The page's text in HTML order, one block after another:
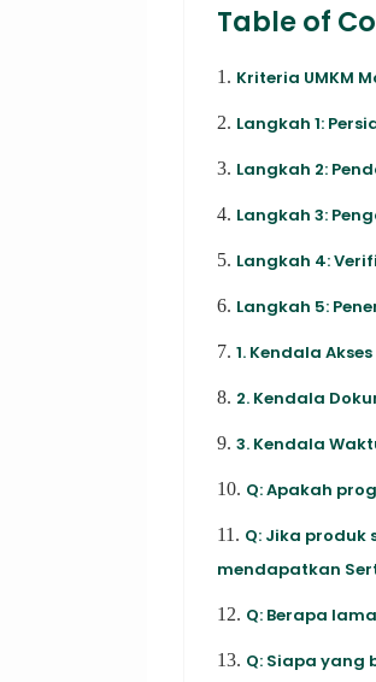
Table of
1. Kriteria UMKM
2. Langkah 1:
3. Langkah 2:
4. Langkah 3:
5. Langkah 4:
6. Langkah 5:
7. 1. Kendala
8. 2. Kendala
9. 3. Kendala
10. Q: Apakah
11. Q: Jika
mendapatkan
12. Q: Berapa
13. Q: Siapa yang